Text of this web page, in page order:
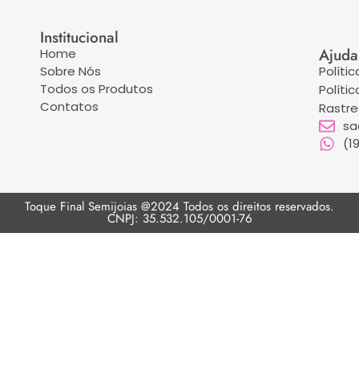
Institucional
Home
Sobre Nós
Todos os Produtos
Contatos
Ajuda
Toque Final Semijoias @2024 Todos os direitos reservados.
CNPJ: 35.532.105/0001-76